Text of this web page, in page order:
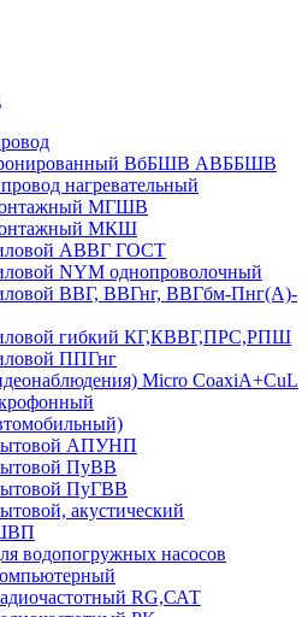
ВбБШВ АВББШВ
нагревательный
МГШВ
МКШ
АВВГ ГОСТ
NYM однопроволочный
ВВГ, ВВГнг, ВВГбм-Пнг(А)-
гибкий КГ,КВВГ,ПРС,РПШ
ППГнг
Micro CoaxiA+CuL
АПУНП
ПуВВ
ПуГВВ
акустический
водопогружных насосов
RG,САТ